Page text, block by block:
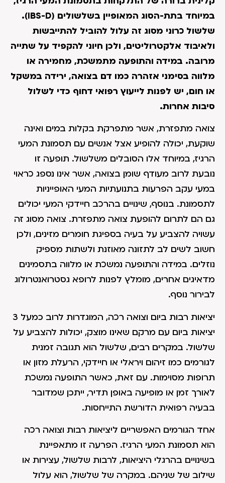
במיוחד בתת-הסוג המאופיין בשלשולים (IBS-D).
שלשול כרוני מסוג זה עלול להוביל להתייבשות
ולאיבוד אלקטרוליטים, ולכן חיוני להקפיד על שתייה
מרובה. במידה והתופעה מתמשכת, מחמירה או
מלווה בסימני אזהרה כמו דם בצואה, ירידה במשקל
או חום, יש לפנות לייעוץ רפואי דחוף כדי לשלול
סיבות אחרות.
צואה מתפזרת, אשר מתפרקת בקלות במים ואינה
שוקעת, יכולה להופיע אצל אנשים עם תסמונת המעי
הרגיז, במיוחד אלו הסובלים משלשול. תופעה זו
נובעת לרוב מעודף שומן בצואה, אשר אינו נספג כראוי
במעי עקב הפרעות בתנועתיות המעי האופייניות
לתסמונת. בנוסף, שינויים בהרכב חיידקי המעי יכולים
גם הם לתרום להופעת צואה מתפזרת. צואה מסוג זה
עשויה להצביע על בעיה בספיגת חומרים מזינים, ולכן
חשוב לשים לב לתזונה מאוזנת ולשתות מספיק
נוזלים. במידה והתופעה נמשכת או מלווה בתסמינים
מדאיגים אחרים, מומלץ לפנות לרופא גסטרואנטרולוג
לבירור נוסף.
יציאות רבות ביום וצואה רכה, המוגדרות לרוב כמעל 3
יציאות ביום עם מרקם שאינו מוצק, יכולות להצביע על
שלשול. במקרים רבים, שלשול הוא תגובה זמנית
לגורמים כמו זיהום ויראלי או חיידקי, הרעלת מזון או
תרופות מסוימות. עם זאת, כאשר התופעה נמשכת
לאורך זמן או מופיעה באופן תדיר, ייתכן שמדובר
בבעיה רפואית הדורשת התייחסות.
אחד הגורמים האפשריים ליציאות רבות וצואה רכה
הוא תסמונת המעי הרגיז. הפרעה זו מתאפיינת
בשינויים בהרגלי היציאות, לרבות שלשול, עצירות או
שילוב של שניהם. במקרה של שלשול, הוא עלול